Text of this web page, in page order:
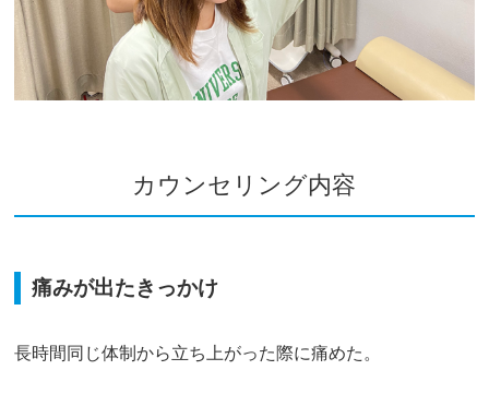
カウンセリング内容
痛みが出たきっかけ
長時間同じ体制から立ち上がった際に痛めた。